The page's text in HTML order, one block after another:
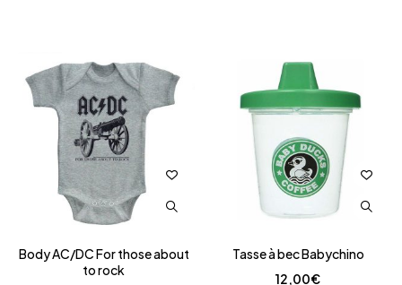
Body AC/DC For those about
to rock
Tasse à bec Babychino
12,00€